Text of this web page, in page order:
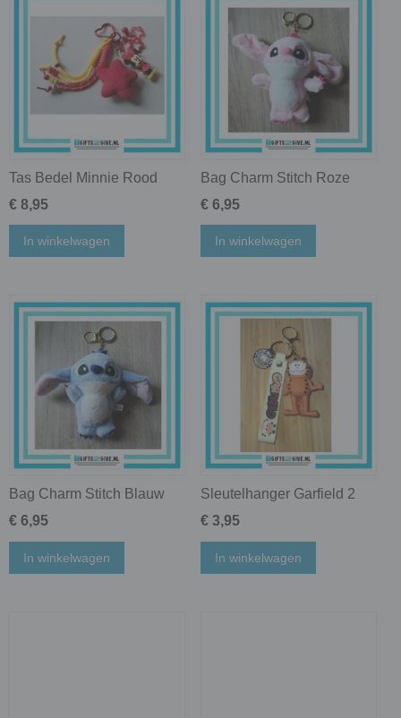
Tas Bedel Minnie Rood
€ 8,95
In winkelwagen
Bag Charm Stitch Roze
€ 6,95
In winkelwagen
Bag Charm Stitch Blauw
€ 6,95
In winkelwagen
Sleutelhanger Garfield 2
€ 3,95
In winkelwagen